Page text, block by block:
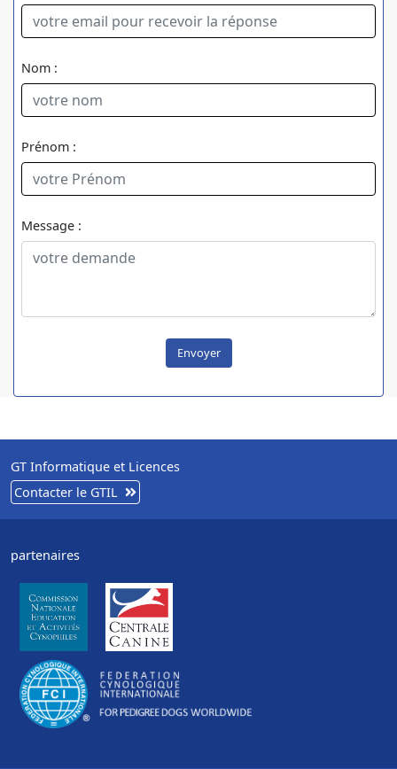
Nom :
Prénom :
Message :
Envoyer
GT Informatique et Licences
Contacter le GTIL
partenaires